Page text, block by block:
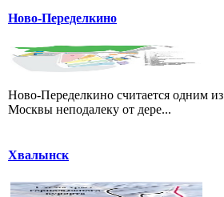
Ново-Переделкино
Ново-Переделкино считается одним
Москвы неподалеку от дере...
Хвалынск